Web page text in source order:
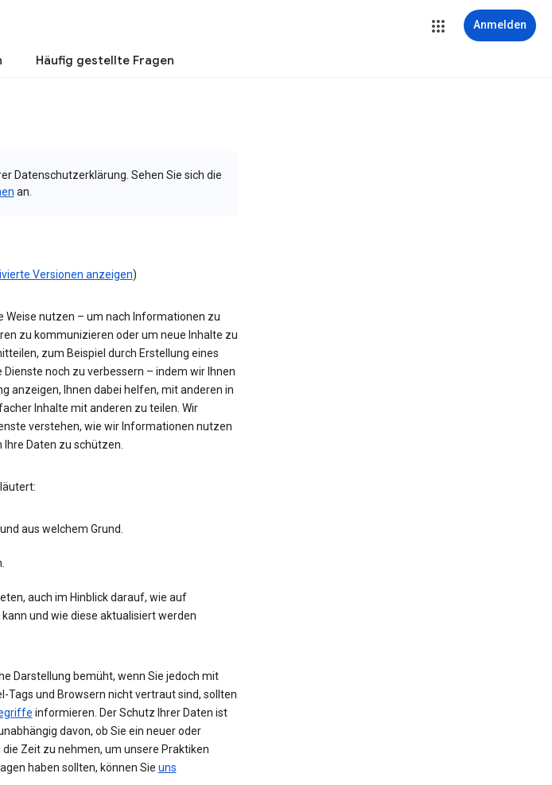
Anmelden
Häufig gestellte Fragen
Datenschutzerklärung. Sehen Sie sich die
an.
Versionen anzeigen)
Weise nutzen – um nach Informationen zu
zu kommunizieren oder um neue Inhalte zu
zum Beispiel durch Erstellung eines
Dienste noch zu verbessern – indem wir Ihnen
anzeigen, Ihnen dabei helfen, mit anderen in
Inhalte mit anderen zu teilen. Wir
verstehen, wie wir Informationen nutzen
Daten zu schützen.
aus welchem Grund.
auch im Hinblick darauf, wie auf
und wie diese aktualisiert werden
Darstellung bemüht, wenn Sie jedoch mit
Tags und Browsern nicht vertraut sind, sollten
informieren. Der Schutz Ihrer Daten ist
davon, ob Sie ein neuer oder
Zeit zu nehmen, um unsere Praktiken
haben sollten, können Sie uns